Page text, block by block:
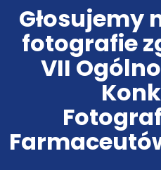
Głosujemy
fotografie
VII